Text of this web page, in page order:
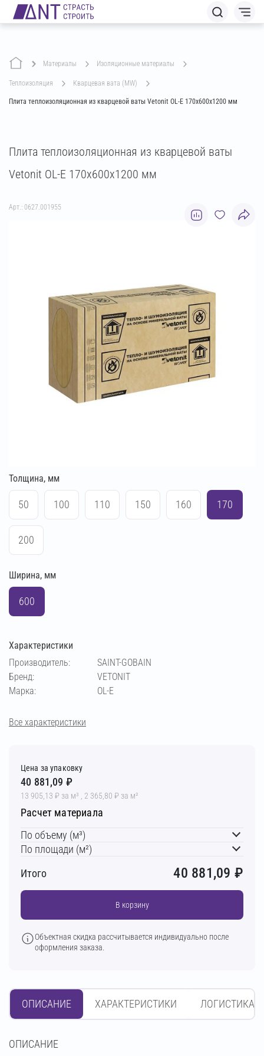
Материалы изоляционные материалы
теплоизоляция кварцевая вата (MW)
Плита теплоизоляционная из кварцевой ваты Vetonit ОL-Е 170х600х1200 мм
Плита теплоизоляционная из кварцевой ваты
Vetonit ОL-Е 170х600х1200 мм
Арт.: 0627.001955
Толщина, мм
50 100 110 150 160 170
200
Ширина, мм
600
Характеристики
Производитель:
SAINT-GOBAIN
Бренд:
VETONIT
Марка:
ОL-Е
Все характеристики
Цена за упаковку
40 881,09 ₽
13 905,13 ₽ за м³ , 2 365,80 ₽ за м²
Расчет материала
По объему (м³)
По площади (м²)
Итого
40 881,09 ₽
В корзину
Объектная скидка рассчитывается индивидуально после
оформления заказа.
ОПИСАНИЕ ХАРАКТЕРИСТИКИ ЛОГИСТИКА
OПИСАНИЕ